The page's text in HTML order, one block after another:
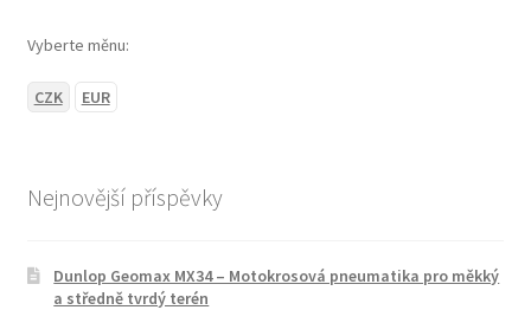
Vyberte měnu:
CZK EUR
Nejnovější příspěvky
Dunlop Geomax MX34 – Motokrosová pneumatika pro měkký
a středně tvrdý terén